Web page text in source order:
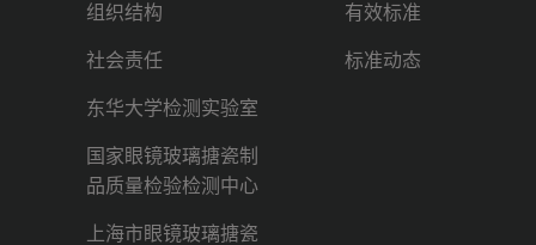
组织结构
社会责任
东华大学检测实验室
国家眼镜玻璃搪瓷制
品质量检验检测中心
上海市眼镜玻璃搪瓷
有效标准
标准动态